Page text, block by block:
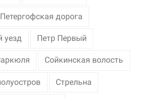
Петергофская дорога
уезд Петр Первый
Сойкинская волость
Стрельна